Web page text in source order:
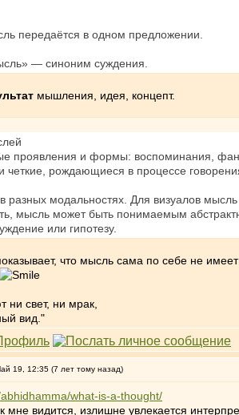
передаётся в одном предложении.
— синоним суждения.
мышления, идея, концепт.
проявления и формы: воспоминания,
четкие, рождающиеся в процессе
разных модальностях. Для визуалов
мысль может быть понимаемым
или гипотезу.
что мысль сама по себе не
ни свет, ни мрак,
вид."
19, 12:35 (7 лет тому назад)
what-is-a-thought/
мне видится, излишне увлекается